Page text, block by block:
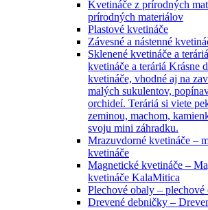
Kvetináče z prírodných
prírodných materiálov
Plastové kvetináče
Závesné a nástenné
Sklenené kvetináče a teráriá
kvetináče a teráriá Krásne
kvetináče, vhodné aj na
malých sukulentov,
orchideí. Teráriá si viete
zeminou, machom,
svoju mini záhradku.
Mrazuvdorné kvetináče –
kvetináče
Magnetické kvetináče –
kvetináče KalaMitica
Plechové obaly – plechové
Drevené debničky –